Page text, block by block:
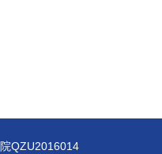
QZU2016014